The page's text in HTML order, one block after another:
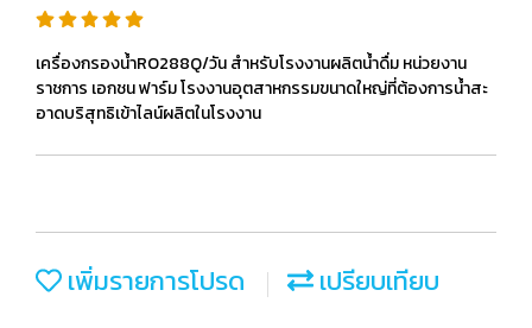
เครื่องกรองน้ำRO288Q/วัน สำหรับโรงงานผลิตน้ำดื่ม หน่วยงาน
ราชการ เอกชน ฟาร์ม โรงงานอุตสาหกรรมขนาดใหญ่ที่ต้องการน้ำสะ
อาดบริสุทธิเข้าไลน์ผลิตในโรงงาน
เพิ่มรายการโปรด เปรียบเทียบ